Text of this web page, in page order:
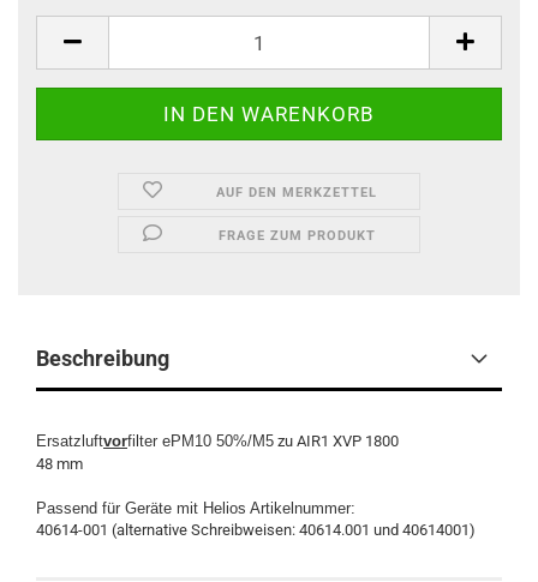
AUF DEN MERKZETTEL
FRAGE ZUM PRODUKT
Beschreibung
Ersatzluftvorfilter ePM10 50%/M5 zu AIR1 XVP 1800
48 mm
Passend für Geräte mit Helios Artikelnummer:
40614-001 (alternative Schreibweisen: 40614.001 und 40614001)